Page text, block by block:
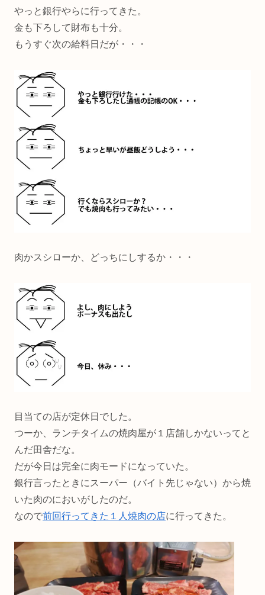
やっと銀行やらに行ってきた。
金も下ろして財布も十分。
もうすぐ次の給料日だが・・・
肉かスシローか、どっちにしするか・・・
目当ての店が定休日でした。
つーか、ランチタイムの焼肉屋が１店舗しかないってと
んだ田舎だな。
だが今日は完全に肉モードになっていた。
銀行言ったときにスーパー（バイト先じゃない）から焼
いた肉のにおいがしたのだ。
なので前回行ってきた１人焼肉の店に行ってきた。